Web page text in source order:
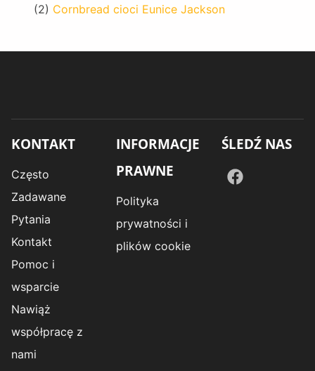
(2) Cornbread cioci Eunice Jackson
KONTAKT
Często
Zadawane
Pytania
Kontakt
Pomoc i
wsparcie
Nawiąż
współpracę z
nami
INFORMACJE
PRAWNE
Polityka
prywatności i
plików cookie
ŚLEDŹ NAS